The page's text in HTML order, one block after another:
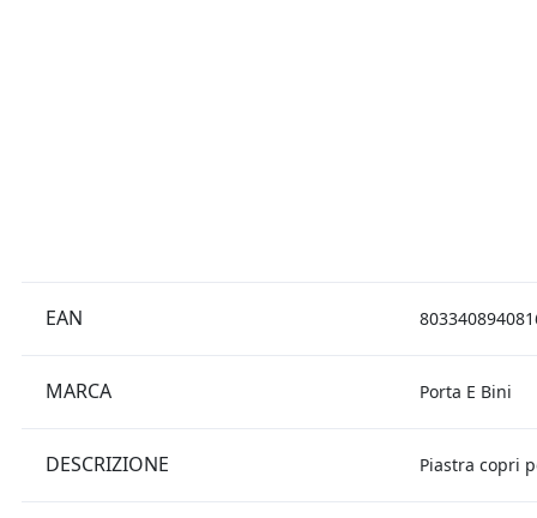
EAN
MARCA Porta E Bini
DESCRIZIONE Piastra copri